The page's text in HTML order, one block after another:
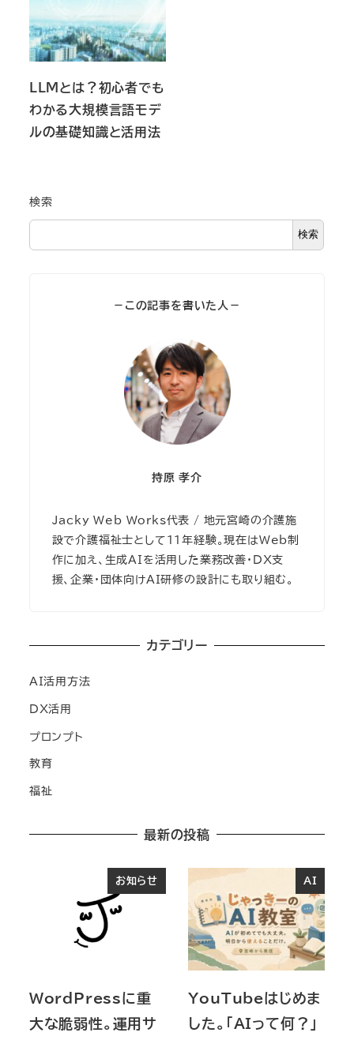
LLMとは？初心者でも
わかる大規模言語モデ
ルの基礎知識と活用法
検索
検索
－この記事を書いた人－
持原 孝介
Jacky Web Works代表 / 地元宮崎の介護施
設で介護福祉士として11年経験。現在はWeb制
作に加え、生成AIを活用した業務改善・DX支
援、企業・団体向けAI研修の設計にも取り組む。
カテゴリー
AI活用方法
DX活用
プロンプト
教育
福祉
最新の投稿
お知らせ
WordPressに重
大な脆弱性。運用サ
AI
YouTubeはじめま
した。「AIって何？」